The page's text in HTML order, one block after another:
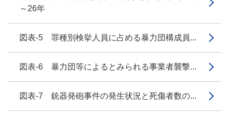
～26年
図表-5 罪種別検挙人員に占める暴力団構成員...
図表-6 暴力団等によるとみられる事業者襲撃...
図表-7 銃器発砲事件の発生状況と死傷者数の...